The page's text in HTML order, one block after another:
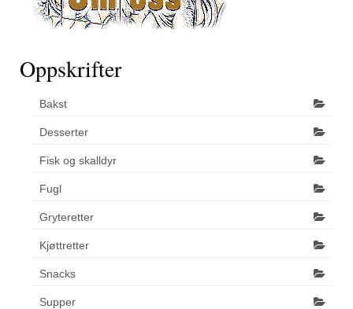
Oppskrifter
Bakst
Desserter
Fisk og skalldyr
Fugl
Gryteretter
Kjøttretter
Snacks
Supper